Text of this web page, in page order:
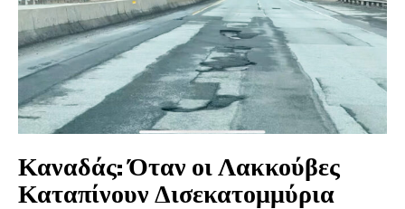
Καναδάς: Όταν οι Λακκούβες
Καταπίνουν Δισεκατομμύρια